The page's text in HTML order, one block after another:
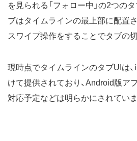
を見られる「フォロー中」の2つの
ブはタイムラインの最上部に配置
スワイプ操作をすることでタブの
現時点でタイムラインのタブUIは
けて提供されており、Android版ア
対応予定などは明らかにされていま